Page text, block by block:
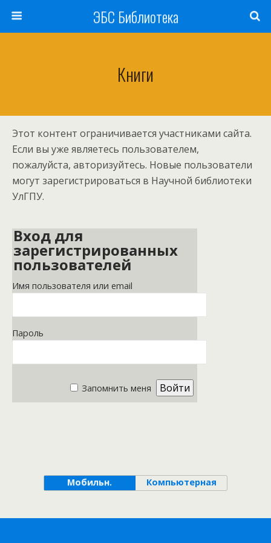
ЭБС Библиотека
Книги
Этот контент ограничивается участниками сайта.
Если вы уже являетесь пользователем,
пожалуйста, авторизуйтесь. Новые пользователи
могут зарегистрироваться в Научной библиотеки
УлГПУ.
Вход для
зарегистрированных
пользователей
Имя пользователя или email
Пароль
Запомнить меня
Мобильн. Компьютерная